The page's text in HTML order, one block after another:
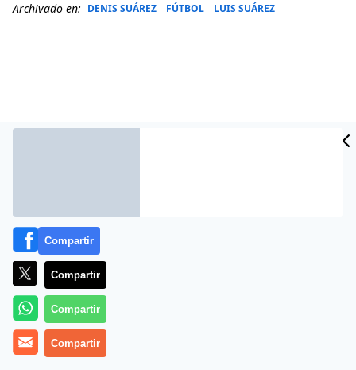
Archivado en: DENIS SUÁREZ FÚTBOL LUIS SUÁREZ
Más información
Compartir
Compartir
Compartir
Compartir